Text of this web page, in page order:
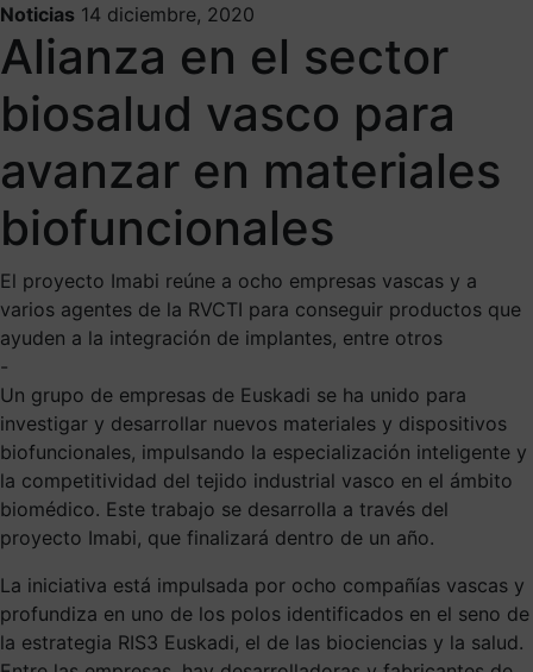
Noticias 14 diciembre, 2020
Alianza en el sector
biosalud vasco para
avanzar en materiales
biofuncionales
El proyecto Imabi reúne a ocho empresas vascas y a
varios agentes de la RVCTI para conseguir productos que
ayuden a la integración de implantes, entre otros
-
Un grupo de empresas de Euskadi se ha unido para
investigar y desarrollar nuevos materiales y dispositivos
biofuncionales, impulsando la especialización inteligente y
la competitividad del tejido industrial vasco en el ámbito
biomédico. Este trabajo se desarrolla a través del
proyecto Imabi, que finalizará dentro de un año.
La iniciativa está impulsada por ocho compañías vascas y
profundiza en uno de los polos identificados en el seno de
la estrategia RIS3 Euskadi, el de las biociencias y la salud.